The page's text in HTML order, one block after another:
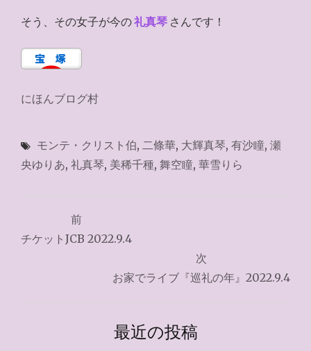
そう、その女子が今の礼真琴 さんです！
にほんブログ村
モンテ・クリスト伯, 二條華, 大輝真琴, 有沙瞳, 瀬
央ゆりあ, 礼真琴, 美稀千種, 舞空瞳, 華雪りら
稿
前
チケットJCB 2022.9.4
次
お家でライブ『巡礼の年』2022.9.4
最近の投稿